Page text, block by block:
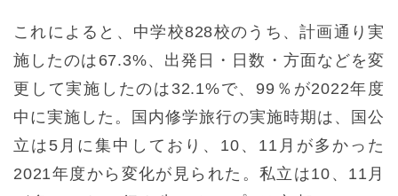
これによると、中学校828校のうち、計画通り実
施したのは67.3%、出発日・日数・方面などを変
更して実施したのは32.1%で、99％が2022年度
中に実施した。国内修学旅行の実施時期は、国公
立は5月に集中しており、10、11月が多かった
2021年度から変化が見られた。私立は10、11月